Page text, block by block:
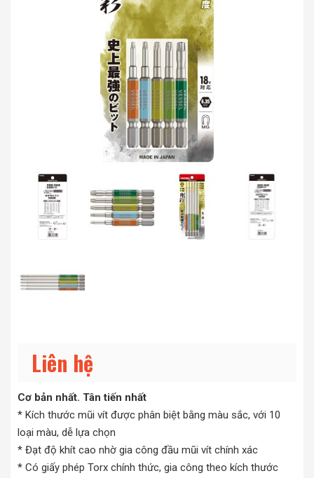
Liên hệ
Cơ bản nhất. Tân tiến nhất
* Kích thước mũi vít được phân biệt bằng màu sắc, với 10
loại màu, dễ lựa chọn
* Đạt độ khít cao nhờ gia công đầu mũi vít chính xác
* Có giấy phép Torx chính thức, gia công theo kích thước